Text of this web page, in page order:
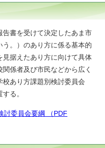
書を受けて決定したあま市
。）のあり方に係る基本的
据えたあり方に向けて具体
係者及び市民などから広く
あり方課題別検討委員会
る。
討委員会要綱 （PDF